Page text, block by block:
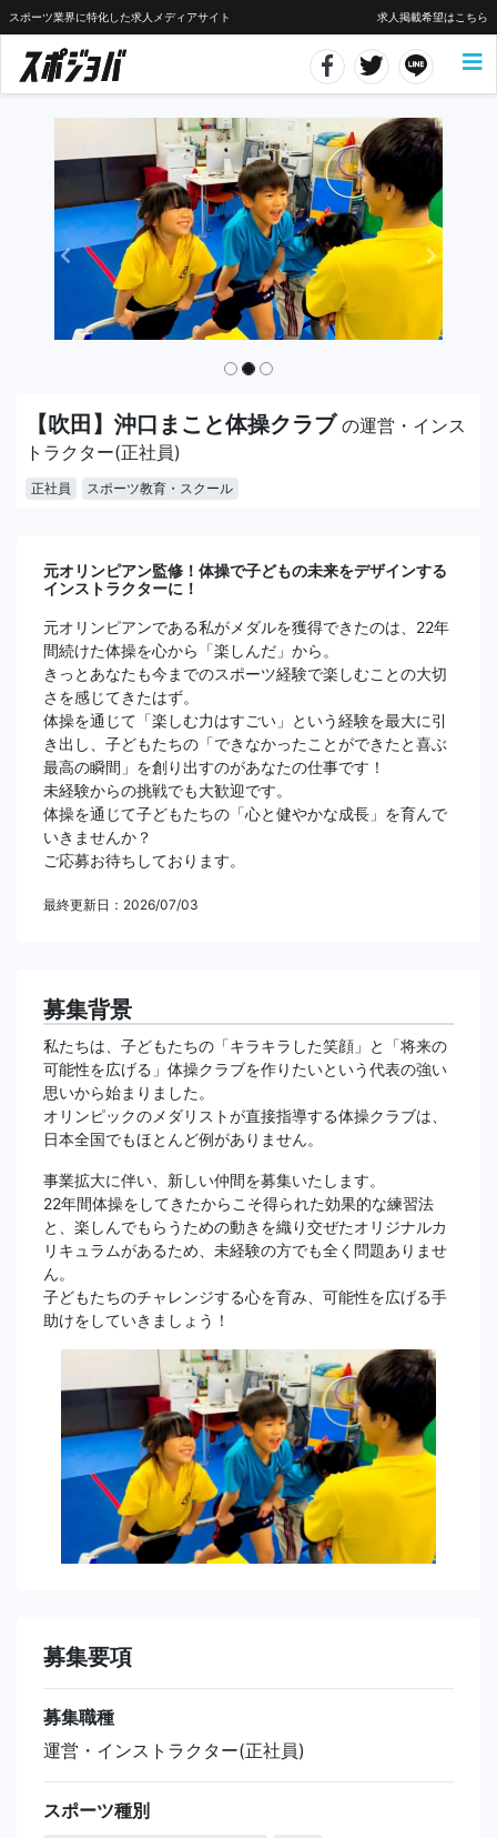
スポーツ業界に特化した求人メディアサイト 求人掲載希望はこちら
【吹田】沖口まこと体操クラブの運営・インス
トラクター(正社員)
正社員 スポーツ教育・スクール
元オリンピアン監修！体操で子どもの未来をデザインする
インストラクターに！
元オリンピアンである私がメダルを獲得できたのは、22年
間続けた体操を心から「楽しんだ」から。
きっとあなたも今までのスポーツ経験で楽しむことの大切
さを感じてきたはず。
体操を通じて「楽しむ力はすごい」という経験を最大に引
き出し、子どもたちの「できなかったことができたと喜ぶ
最高の瞬間」を創り出すのがあなたの仕事です！
未経験からの挑戦でも大歓迎です。
体操を通じて子どもたちの「心と健やかな成長」を育んで
いきませんか？
ご応募お待ちしております。
最終更新日：2026/07/03
募集背景
私たちは、子どもたちの「キラキラした笑顔」と「将来の
可能性を広げる」体操クラブを作りたいという代表の強い
思いから始まりました。
オリンピックのメダリストが直接指導する体操クラブは、
日本全国でもほとんど例がありません。
事業拡大に伴い、新しい仲間を募集いたします。
22年間体操をしてきたからこそ得られた効果的な練習法
と、楽しんでもらうための動きを織り交ぜたオリジナルカ
リキュラムがあるため、未経験の方でも全く問題ありませ
ん。
子どもたちのチャレンジする心を育み、可能性を広げる手
助けをしていきましょう！
募集要項
募集職種
運営・インストラクター(正社員)
スポーツ種別